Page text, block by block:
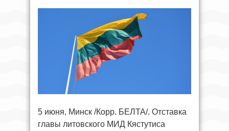
5 июня, Минск /Корр. БЕЛТА/. Отставка
главы литовского МИД Кястутиса